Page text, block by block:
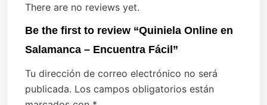
There are no reviews yet.
Be the first to review “Quiniela Online en
Salamanca – Encuentra Fácil”
Tu dirección de correo electrónico no será
publicada. Los campos obligatorios están